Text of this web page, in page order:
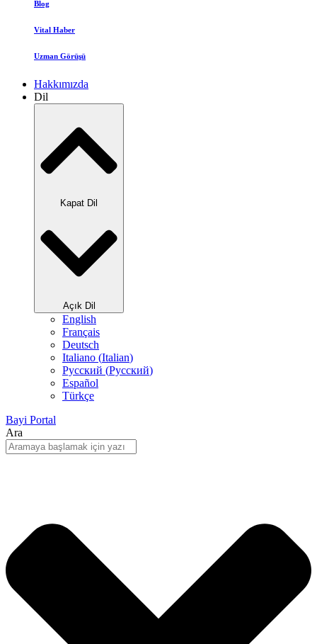
Blog
Vital Haber
Uzman Görüşü
Hakkımızda
Dil
Kapat Dil
Açık Dil
English
Français
Deutsch
Italiano (Italian)
Русский (Pусский)
Español
Türkçe
Bayi Portal
Ara